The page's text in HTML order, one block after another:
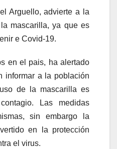
Arguello, advierte a la
mascarilla, ya que es
e Covid-19.
en el pais, ha alertado
informar a la población
de la mascarilla es
Las medidas
sin embargo la
en la protección
el virus.